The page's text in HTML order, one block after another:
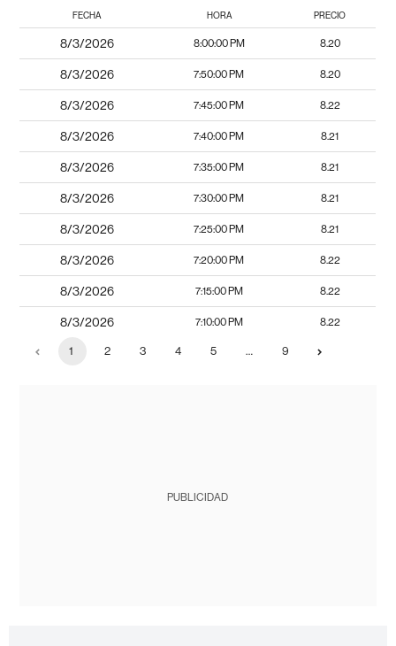
FECHA HORA PRECIO
8/3/2026 8:00:00 PM 8.20
8/3/2026 7:50:00 PM 8.20
8/3/2026 7:45:00 PM 8.22
8/3/2026 7:40:00 PM 8.21
8/3/2026 7:35:00 PM 8.21
8/3/2026 7:30:00 PM 8.21
8/3/2026 7:25:00 PM 8.21
8/3/2026 7:20:00 PM 8.22
8/3/2026 7:15:00 PM 8.22
8/3/2026 7:10:00 PM 8.22
1 2 3 4 5 … 9
PUBLICIDAD